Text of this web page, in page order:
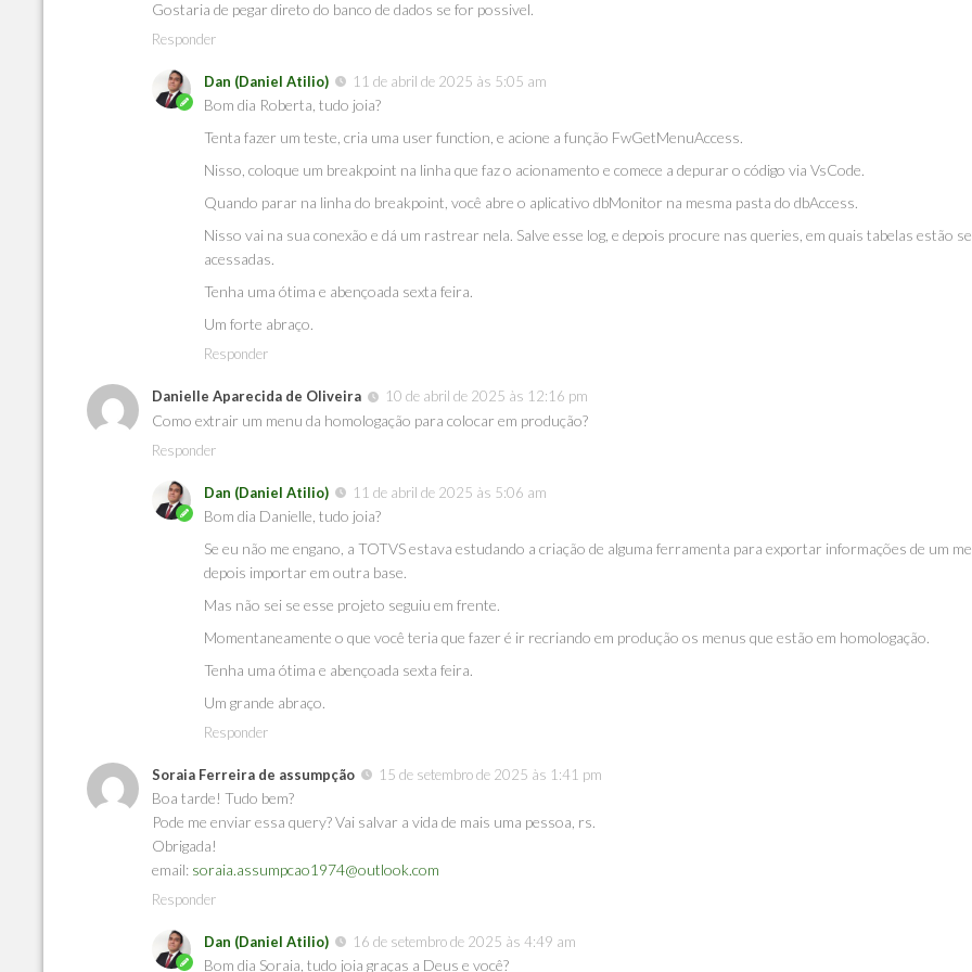
Gostaria de pegar direto do banco de dados se for possivel.
Responder
Dan (Daniel Atilio) 11 de abril de 2025 às 5:05 am
Bom dia Roberta, tudo joia?
Tenta fazer um teste, cria uma user function, e acione a função FwGetMenuAccess.
Nisso, coloque um breakpoint na linha que faz o acionamento e comece a depurar o código via VsCode.
Quando parar na linha do breakpoint, você abre o aplicativo dbMonitor na mesma pasta do dbAccess.
Nisso vai na sua conexão e dá um rastrear nela. Salve esse log, e depois procure nas queries, em quais tabelas estão
acessadas.
Tenha uma ótima e abençoada sexta feira.
Um forte abraço.
Responder
Danielle Aparecida de Oliveira 10 de abril de 2025 às 12:16 pm
Como extrair um menu da homologação para colocar em produção?
Responder
Dan (Daniel Atilio) 11 de abril de 2025 às 5:06 am
Bom dia Danielle, tudo joia?
Se eu não me engano, a TOTVS estava estudando a criação de alguma ferramenta para exportar informações de um
depois importar em outra base.
Mas não sei se esse projeto seguiu em frente.
Momentaneamente o que você teria que fazer é ir recriando em produção os menus que estão em homologação.
Tenha uma ótima e abençoada sexta feira.
Um grande abraço.
Responder
Soraia Ferreira de assumpção 15 de setembro de 2025 às 1:41 pm
Boa tarde! Tudo bem?
Pode me enviar essa query? Vai salvar a vida de mais uma pessoa, rs.
Obrigada!
email: soraia.assumpcao1974@outlook.com
Responder
Dan (Daniel Atilio) 16 de setembro de 2025 às 4:49 am
Bom dia Soraia, tudo joia graças a Deus e você?